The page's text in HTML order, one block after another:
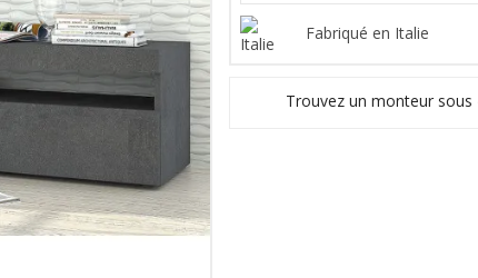
Fabriqué en Italie
Trouvez un monteur sous